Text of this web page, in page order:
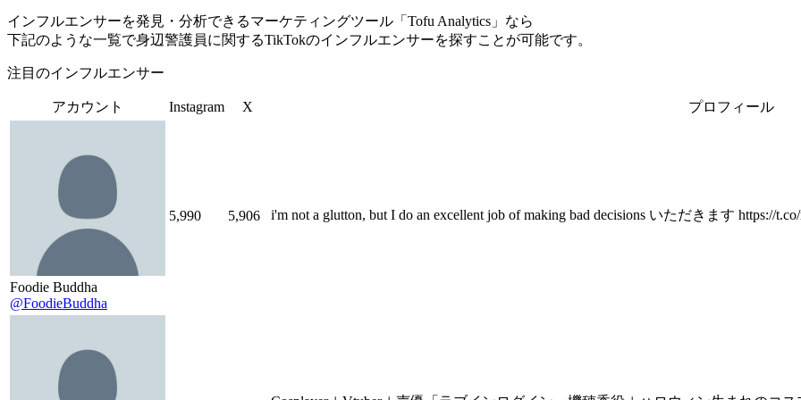
インフルエンサーを発見・分析できるマーケティングツール「Tofu Analytics」なら
下記のような一覧で身辺警護員に関するTikTokのインフルエンサーを探すことが可能です。
注目のインフルエンサー
アカウント Instagram X プロフィール
Foodie Buddha
@FoodieBuddha
5,990 5,906 i'm not a glutton, but I do an excellent job of making bad decisions いただきます https://